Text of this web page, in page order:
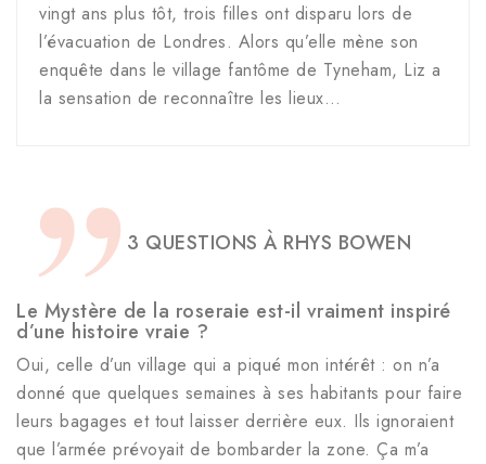
vingt ans plus tôt, trois filles ont disparu lors de
l’évacuation de Londres. Alors qu’elle mène son
enquête dans le village fantôme de Tyneham, Liz a
la sensation de reconnaître les lieux…
3 QUESTIONS À RHYS BOWEN
Le Mystère de la roseraie est-il vraiment inspiré
d’une histoire vraie ?
Oui, celle d’un village qui a piqué mon intérêt : on n’a
donné que quelques semaines à ses habitants pour faire
leurs bagages et tout laisser derrière eux. Ils ignoraient
que l’armée prévoyait de bombarder la zone. Ça m’a